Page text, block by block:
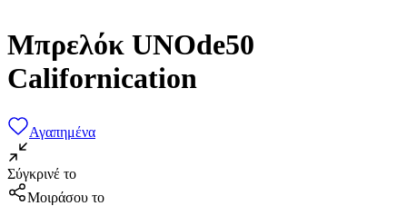
Μπρελόκ UNOde50
Californication
Αγαπημένα
Σύγκρινέ το
Μοιράσου το